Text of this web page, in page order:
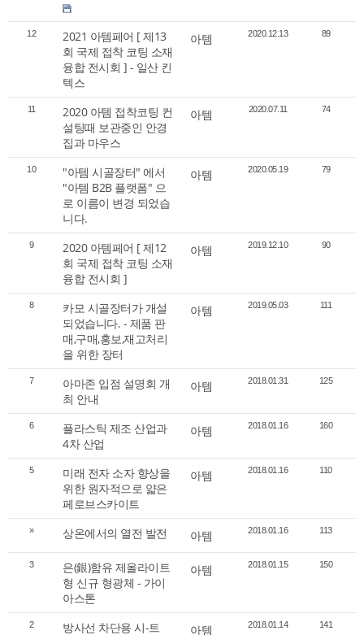
12
2021 아템페어 [ 제13
회 국제 접착 코팅 소재
융합 전시회 ] - 일산 킨
텍스
아템 2020.12.13 89
11
2020 아템 접착코팅 컨
설팅때 보관중인 안경
집과 마우스
아템 2020.07.11 74
10
"아템 시골장터" 에서
"아템 B2B 플랫폼" 으
로 이름이 변경 되었습
니다.
아템 2020.05.19 79
9
2020 아템페어 [ 제12
회 국제 접착 코팅 소재
융합 전시회 ]
아템 2019.12.10 90
8
카모 시골장터가 개설
되었습니다. - 제품 판
매,구매,홍보,재고처리
을 위한 장터
아템 2019.05.03 111
7
아마존 입점 설명회 개
최 안내
아템 2018.01.31 125
6
플라스틱 제조 산업과
4차 산업
아템 2018.01.16 160
5
미래 전자 소자 향상을
위한 원자적으로 얇은
페로브스카이트
아템 2018.01.16 110
» 상온에서의 열전 발전 아템 2018.01.16 113
3
은(銀)함유 제올라이트
형 신규 형광체 - 가이
아스톤
아템 2018.01.15 150
2 방사선 차단용 시-트 아템 2018.01.14 141